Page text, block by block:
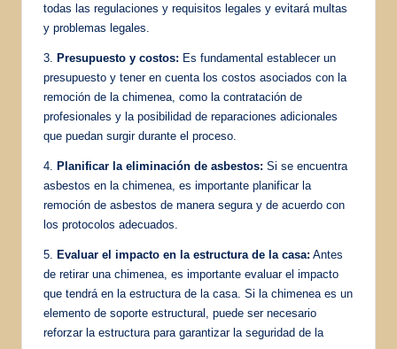
todas las regulaciones y requisitos legales y evitará multas
y problemas legales.
3. Presupuesto y costos: Es fundamental establecer un
presupuesto y tener en cuenta los costos asociados con la
remoción de la chimenea, como la contratación de
profesionales y la posibilidad de reparaciones adicionales
que puedan surgir durante el proceso.
4. Planificar la eliminación de asbestos: Si se encuentra
asbestos en la chimenea, es importante planificar la
remoción de asbestos de manera segura y de acuerdo con
los protocolos adecuados.
5. Evaluar el impacto en la estructura de la casa: Antes
de retirar una chimenea, es importante evaluar el impacto
que tendrá en la estructura de la casa. Si la chimenea es un
elemento de soporte estructural, puede ser necesario
reforzar la estructura para garantizar la seguridad de la